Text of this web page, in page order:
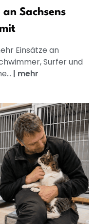
Sachsens
Einsätze an
Surfer und
| mehr